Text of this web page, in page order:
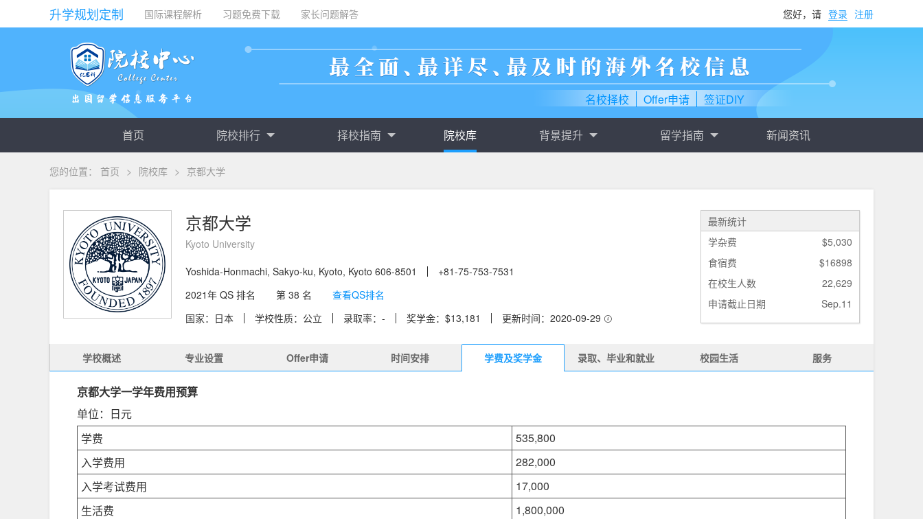
升学规划定制 国际课程解析 习题免费下载 家长问题解答 您好，请 登录 注册
名校择校 Offer申请 签证DIY
首页 院校排行 择校指南 院校库 背景提升 留学指南 新闻资讯
您的位置： 首页 > 院校库 > 京都大学
京都大学
Kyoto University
Yoshida-Honmachi, Sakyo-ku, Kyoto, Kyoto 606-8501
+81-75-753-7531
2021年 QS 排名
第 38 名
查看QS排名
国家：日本
学校性质：公立 录取率：- 奖学金：$13,181 更新时间：2020-09-29
最新统计
学杂费
$5,030
食宿费
$16898
在校生人数
22,629
申请截止日期
Sep.11
学校概述 专业设置 Offer申请 时间安排 学费及奖学金 录取、毕业和就业 校园生活 服务
京都大学一学年费用预算
单位：日元
学费
535,800
入学费用
282,000
入学考试费用
17,000
生活费
1,800,000